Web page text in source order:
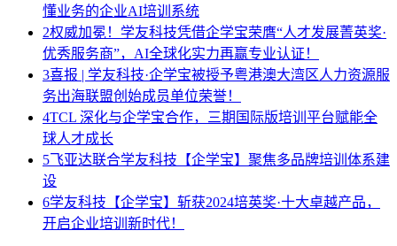
懂业务的企业AI培训系统
2权威加冕！学友科技凭借企学宝荣膺“人才发展菁英奖·
优秀服务商”，AI全球化实力再赢专业认证！
3喜报 | 学友科技·企学宝被授予粤港澳大湾区人力资源服
务出海联盟创始成员单位荣誉！
4TCL 深化与企学宝合作，三期国际版培训平台赋能全
球人才成长
5飞亚达联合学友科技【企学宝】聚焦多品牌培训体系建
设
6学友科技【企学宝】斩获2024培英奖·十大卓越产品，
开启企业培训新时代！